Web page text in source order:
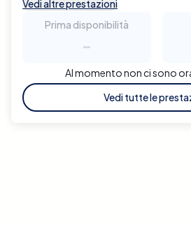
Vedi altre prestazioni
Prima disponibilità
-
Al momento non ci sono
Vedi tutte le